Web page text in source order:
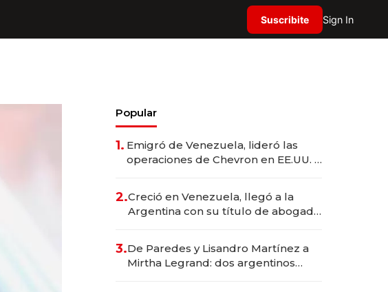
Suscribite Sign In
Popular
1. Emigró de Venezuela, lideró las
operaciones de Chevron en EE.UU. y
2.Creció en Venezuela, llegó a la
Argentina con su título de abogado
marcas "fast premium"
3.De Paredes y Lisandro Martínez a
Mirtha Legrand: dos argentinos